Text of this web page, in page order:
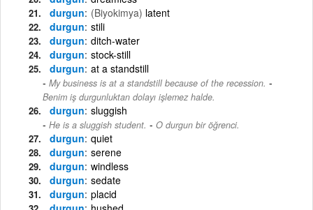
durgun (Biyokimya) latent
durgun stili
durgun ditch-water
durgun stock-still
durgun at a standstill
My business is at a standstill because of the recession. -
Benim iş durgunluktan dolayı işlemez halde.
durgun sluggish
He is a sluggish student. - O durgun bir öğrenci.
durgun quiet
durgun serene
durgun windless
durgun sedate
durgun placid